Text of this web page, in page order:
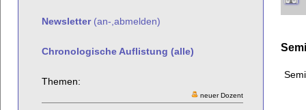
Newsletter(an-,abmelden)
Chronologische Auflistung (alle)
Themen:
neuer Dozent